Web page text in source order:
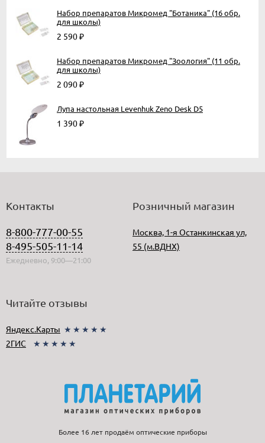
Набор препаратов Микромед "Ботаника" (16 обр.
для школы)
2 590₽
Набор препаратов Микромед "Зоология" (11 обр.
для школы)
2 090₽
Лупа настольная Levenhuk Zeno Desk D5
1 390₽
Контакты
8-800-777-00-55
8-495-505-11-14
Ежедневно, 9:00—21:00
Розничный магазин
Москва, 1-я Останкинская ул,
55 (м.ВДНХ)
Читайте отзывы
Яндекс.Карты ★★★★★
2ГИС
★★★★★
Более 16 лет продаём оптические приборы